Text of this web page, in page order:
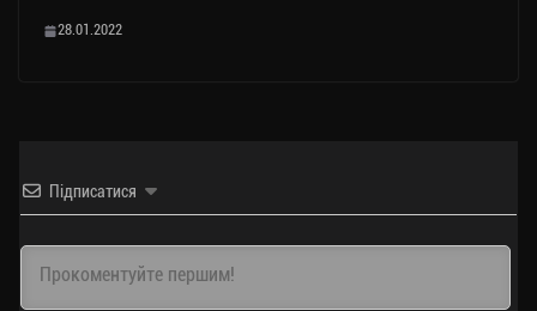
28.01.2022
Підписатися